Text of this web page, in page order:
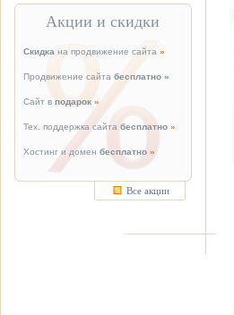
Акции и скидки
Скидка на продвижение сайта »
Продвижение сайта бесплатно »
Сайт в подарок »
Тех. поддержка сайта бесплатно »
Хостинг и домен бесплатно »
Все акции